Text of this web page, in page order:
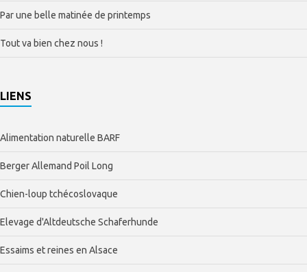
Par une belle matinée de printemps
Tout va bien chez nous !
LIENS
Alimentation naturelle BARF
Berger Allemand Poil Long
Chien-loup tchécoslovaque
Elevage d'Altdeutsche Schaferhunde
Essaims et reines en Alsace